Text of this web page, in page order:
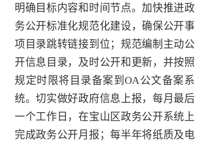
明确 目标内容和 时间节点。 加快推进政
务公开标准化规范化建设，确保公开事
项目录跳转链接到位；规范编制主动公
开信息目录， 及时公开和更新， 并按照
规定时限将目录备案到 OA公文备案系
统。切实做好政府信息上报， 每月 最后
一个工作日，在宝山区政务公开系统 上
完成政务公开月报； 每半年将纸质及电